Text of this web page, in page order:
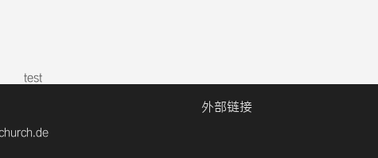
test
外部链接